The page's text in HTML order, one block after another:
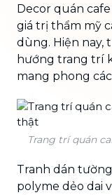
Decor quán
giá trị thẩm mỹ
dùng. Hiện nay,
hướng trang trí
mang phong
Trang trí quán
Tranh dán
polyme dẻo dai